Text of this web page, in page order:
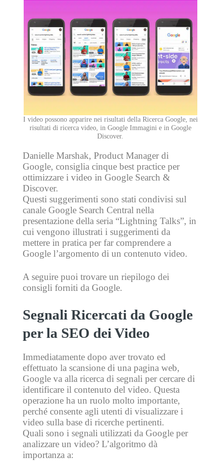
I video possono apparire nei risultati della Ricerca Google, nei
risultati di ricerca video, in Google Immagini e in Google
Discover.
Danielle Marshak, Product Manager di
Google, consiglia cinque best practice per
ottimizzare i video in Google Search &
Discover.
Questi suggerimenti sono stati condivisi sul
canale Google Search Central nella
presentazione della seria “Lightning Talks”, in
cui vengono illustrati i suggerimenti da
mettere in pratica per far comprendere a
Google l’argomento di un contenuto video.
A seguire puoi trovare un riepilogo dei
consigli forniti da Google.
Segnali Ricercati da Google
per la SEO dei Video
Immediatamente dopo aver trovato ed
effettuato la scansione di una pagina web,
Google va alla ricerca di segnali per cercare di
identificare il contenuto del video. Questa
operazione ha un ruolo molto importante,
perché consente agli utenti di visualizzare i
video sulla base di ricerche pertinenti.
Quali sono i segnali utilizzati da Google per
analizzare un video? L’algoritmo dà
importanza a: